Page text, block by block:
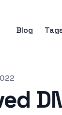
Blog